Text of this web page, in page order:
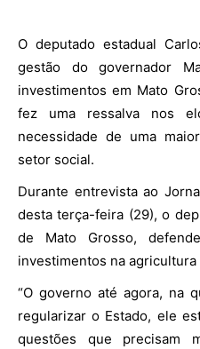
O deputado estadual
gestão do governador
investimentos em Mato
fez uma ressalva nos
necessidade de uma
setor social.
Durante entrevista ao
desta terça-feira (29), o
de Mato Grosso,
investimentos na agricultura
“O governo até agora, na
regularizar o Estado, ele
questões que precisam